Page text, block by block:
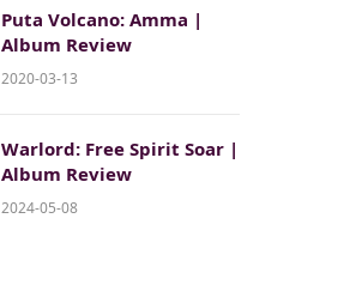
Puta Volcano: Amma |
Album Review
2020-03-13
Warlord: Free Spirit Soar |
Album Review
2024-05-08